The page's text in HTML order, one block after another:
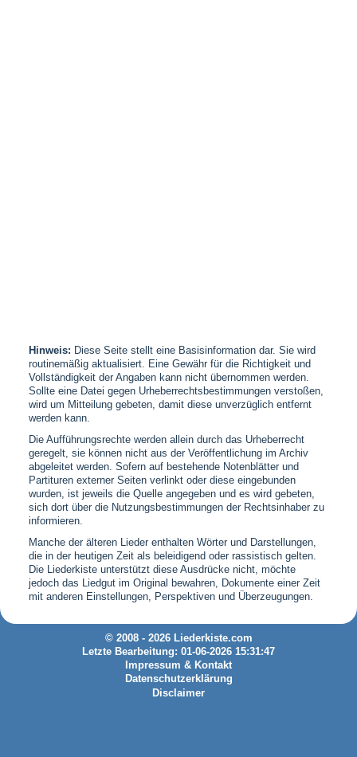
Hinweis: Diese Seite stellt eine Basisinformation dar. Sie wird
routinemäßig aktualisiert. Eine Gewähr für die Richtigkeit und
Vollständigkeit der Angaben kann nicht übernommen werden.
Sollte eine Datei gegen Urheberrechtsbestimmungen verstoßen,
wird um Mitteilung gebeten, damit diese unverzüglich entfernt
werden kann.
Die Aufführungsrechte werden allein durch das Urheberrecht
geregelt, sie können nicht aus der Veröffentlichung im Archiv
abgeleitet werden. Sofern auf bestehende Notenblätter und
Partituren externer Seiten verlinkt oder diese eingebunden
wurden, ist jeweils die Quelle angegeben und es wird gebeten,
sich dort über die Nutzungsbestimmungen der Rechtsinhaber zu
informieren.
Manche der älteren Lieder enthalten Wörter und Darstellungen,
die in der heutigen Zeit als beleidigend oder rassistisch gelten.
Die Liederkiste unterstützt diese Ausdrücke nicht, möchte
jedoch das Liedgut im Original bewahren, Dokumente einer Zeit
mit anderen Einstellungen, Perspektiven und Überzeugungen.
© 2008 - 2026 Liederkiste.com
Letzte Bearbeitung: 01-06-2026 15:31:47
Impressum & Kontakt
Datenschutzerklärung
Disclaimer